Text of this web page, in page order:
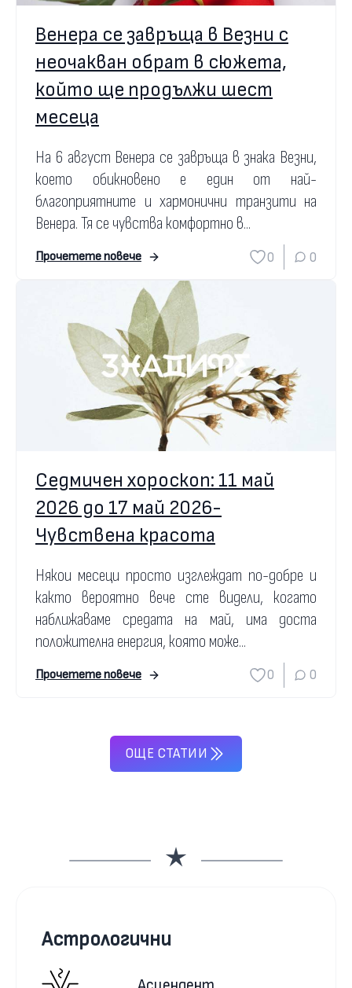
Венера се завръща в Везни с
неочакван обрат в сюжета,
който ще продължи шест
месеца
На 6 август Венера се завръща в знака Везни,
което обикновено е един от най-
благоприятните и хармонични транзити на
Венера. Тя се чувства комфортно в...
Прочетете повече 0 0
Седмичен хороскоп: 11 май
2026 до 17 май 2026-
Чувствена красота
Някои месеци просто изглеждат по-добре и
както вероятно вече сте видели, когато
наближаваме средата на май, има доста
положителна енергия, която може...
Прочетете повече 0 0
ОЩЕ СТАТИИ
Астрологични